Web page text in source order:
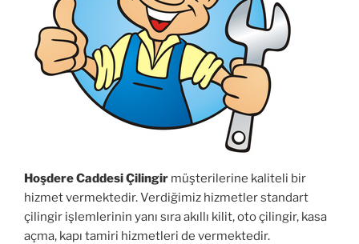
Hoşdere Caddesi Çilingir müşterilerine kaliteli bir
hizmet vermektedir. Verdiğimiz hizmetler standart
çilingir işlemlerinin yanı sıra akıllı kilit, oto çilingir, kasa
açma, kapı tamiri hizmetleri de vermektedir.